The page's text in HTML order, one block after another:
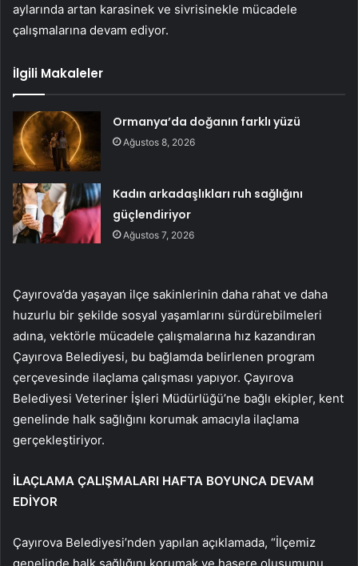
aylarında artan karasinek ve sivrisinekle mücadele
çalışmalarına devam ediyor.
İlgili Makaleler
Ormanya’da doğanın farklı yüzü
Ağustos 8, 2026
Kadın arkadaşlıkları ruh sağlığını
güçlendiriyor
Ağustos 7, 2026
Çayırova’da yaşayan ilçe sakinlerinin daha rahat ve daha
huzurlu bir şekilde sosyal yaşamlarını sürdürebilmeleri
adına, vektörle mücadele çalışmalarına hız kazandıran
Çayırova Belediyesi, bu bağlamda belirlenen program
çerçevesinde ilaçlama çalışması yapıyor. Çayırova
Belediyesi Veteriner İşleri Müdürlüğü’ne bağlı ekipler, kent
genelinde halk sağlığını korumak amacıyla ilaçlama
gerçekleştiriyor.
İLAÇLAMA ÇALIŞMALARI HAFTA BOYUNCA DEVAM
EDİYOR
Çayırova Belediyesi’nden yapılan açıklamada, “İlçemiz